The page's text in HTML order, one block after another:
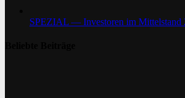
SPEZIAL — Investoren im Mittelstand